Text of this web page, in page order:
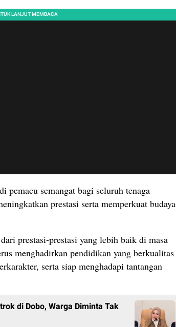
pemacu semangat bagi seluruh tenaga
prestasi serta memperkuat budaya
prestasi-prestasi yang lebih baik di masa
menghadirkan pendidikan yang berkualitas
serta siap menghadapi tantangan
di Dobo, Warga Diminta Tak